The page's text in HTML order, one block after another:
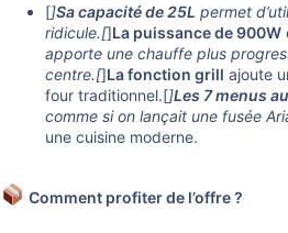
[]Sa capacité de 25L permet
ridicule.[]La puissance de 900W
apporte une chauffe plus
centre.[]La fonction grill ajoute
four traditionnel.[]Les 7 menus
comme si on lançait une fusée
une cuisine moderne.
Comment profiter de l’offre ?